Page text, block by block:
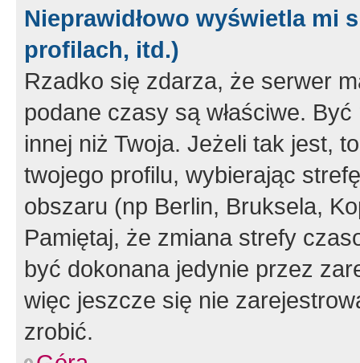
Nieprawidłowo wyświetla mi
profilach, itd.)
Rzadko się zdarza, że serwer
podane czasy są właściwe.
innej niż Twoja. Jeżeli tak jest,
twojego profilu, wybierając
obszaru (np Berlin, Bruksela,
Pamiętaj, że zmiana strefy
być dokonana jedynie przez
więc jeszcze się nie
zrobić.